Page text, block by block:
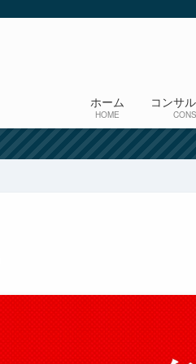
ホーム
HOME
コンサ